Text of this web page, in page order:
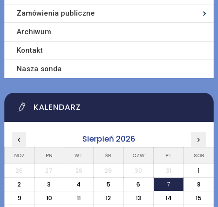
Zamówienia publiczne
Archiwum
Kontakt
Nasza sonda
KALENDARZ
‹ Sierpień 2026 ›
NDZ PN WT ŚR CZW PT SOB
26 27 28 29 30 31
1
2
3 4 5 6 7
8
9
10 11 12 13 14
15